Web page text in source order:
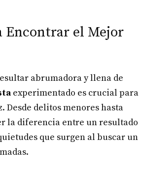
Encontrar el Mejor
abrumadora y llena de
experimentado es crucial para
delitos menores hasta
la diferencia entre un resultado
que surgen al buscar un